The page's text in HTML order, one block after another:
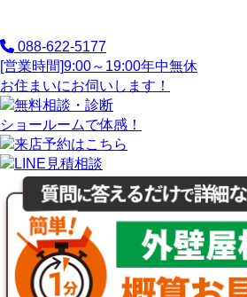
088-622-5177
[営業時間]9:00～19:00年中無休
お住まいにお伺いします！
ショールームで体感！